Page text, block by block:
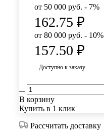
от 50 000 руб. - 7%
162.75 ₽
от 80 000 руб. - 10%
157.50 ₽
Доступно к заказу
В корзину
Купить в 1 клик
Рассчитать доставку